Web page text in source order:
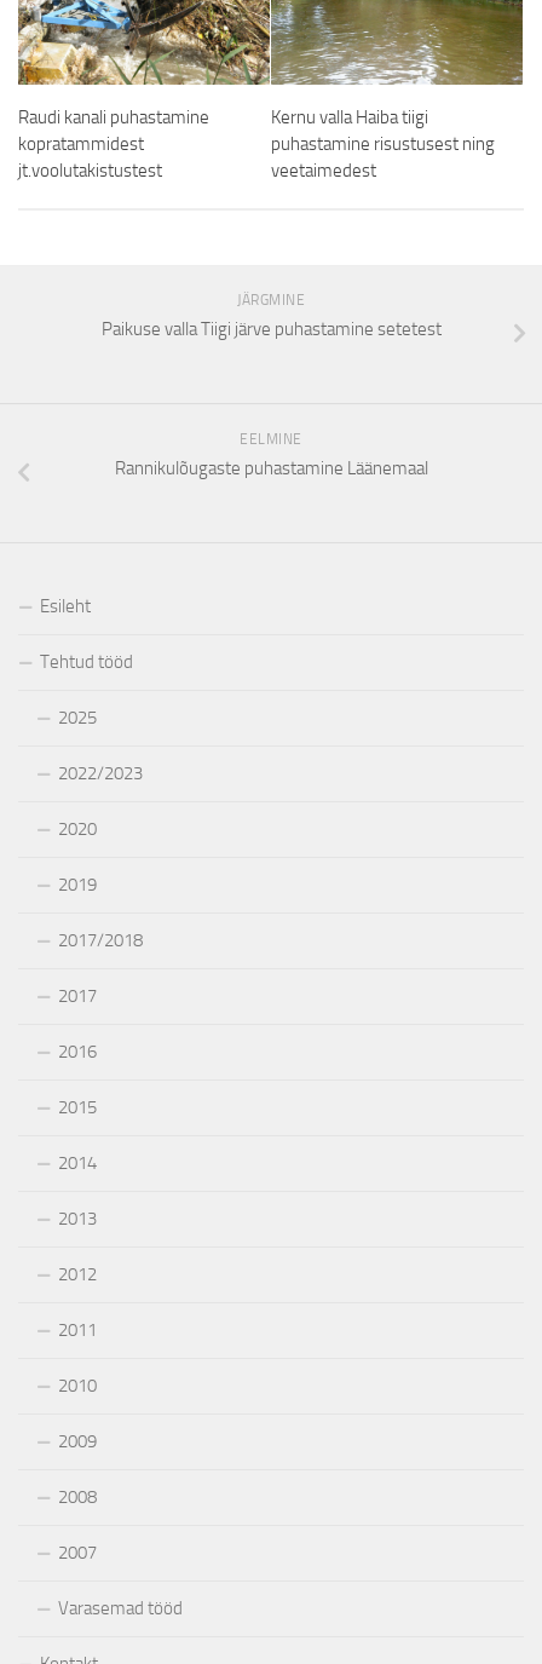
Raudi kanali puhastamine
kopratammidest
jt.voolutakistustest
Kernu valla Haiba tiigi
puhastamine risustusest ning
veetaimedest
JÄRGMINE
Paikuse valla Tiigi järve puhastamine setetest
EELMINE
Rannikulõugaste puhastamine Läänemaal
Esileht
Tehtud tööd
2025
2022/2023
2020
2019
2017/2018
2017
2016
2015
2014
2013
2012
2011
2010
2009
2008
2007
Varasemad tööd